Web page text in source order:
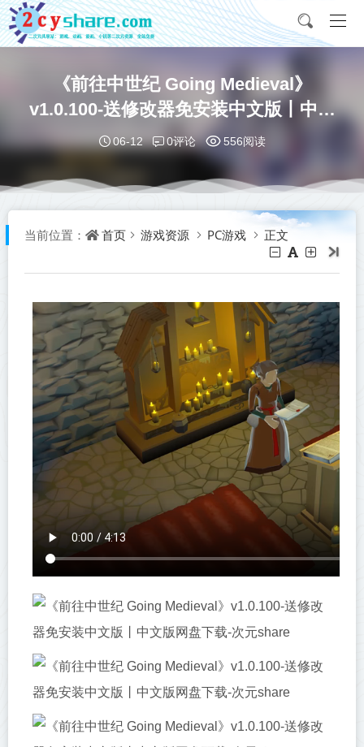
《前往中世纪 Going Medieval》
v1.0.100-送修改器免安装中文版丨中文
版网盘下载
06-12 0评论 556阅读
当前位置： 首页 游戏资源 PC游戏 正文